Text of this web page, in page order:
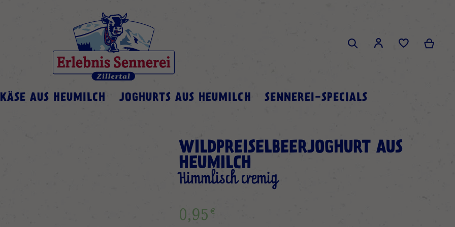
KÄSE AUS HEUMILCH JOGHURTS AUS HEUMILCH SENNEREI-SPECIALS
Search
Search
Mein Konto
WILDPREISELBEERJOGHURT AUS
HEUMILCH
Himmlisch cremig
0,95€